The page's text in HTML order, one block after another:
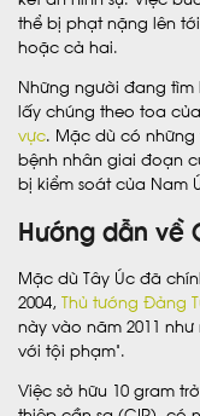
thể bị phạt nặng lên
hoặc cả hai.
Những người đang
lấy chúng theo toa của
vực. Mặc dù có
bệnh nhân giai đoạn
bị kiểm soát của Nam
Hướng dẫn về
Mặc dù Tây Úc đã
2004, Thủ tướng Đảng
này vào năm 2011
với tội phạm”.
Việc sở hữu 10 gram